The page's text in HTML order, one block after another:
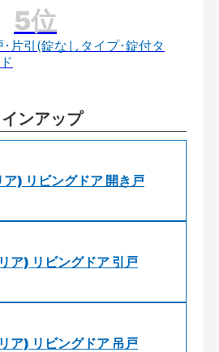
片引(錠なしタイプ･錠付タ
ンアップ
) リビングドア 開き戸
ア) リビングドア 引戸
ア) リビングドア 吊戸